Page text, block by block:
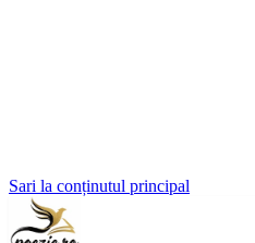
Sari la conținutul principal